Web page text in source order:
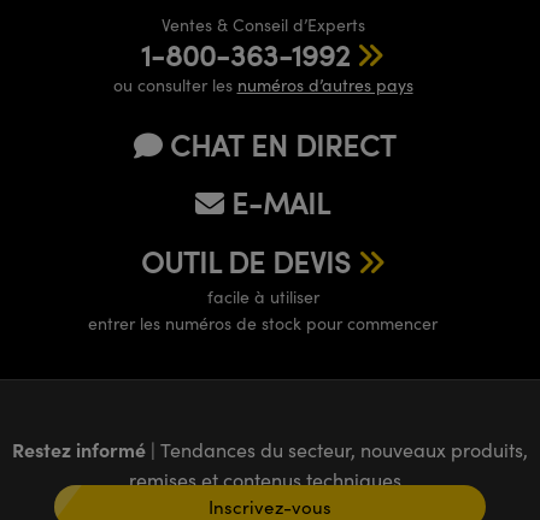
Ventes & Conseil d’Experts
1-800-363-1992
ou consulter les numéros d’autres pays
CHAT EN DIRECT
E-MAIL
OUTIL DE DEVIS
facile à utiliser
entrer les numéros de stock pour commencer
Restez informé | Tendances du secteur, nouveaux produits,
remises et contenus techniques
Inscrivez-vous